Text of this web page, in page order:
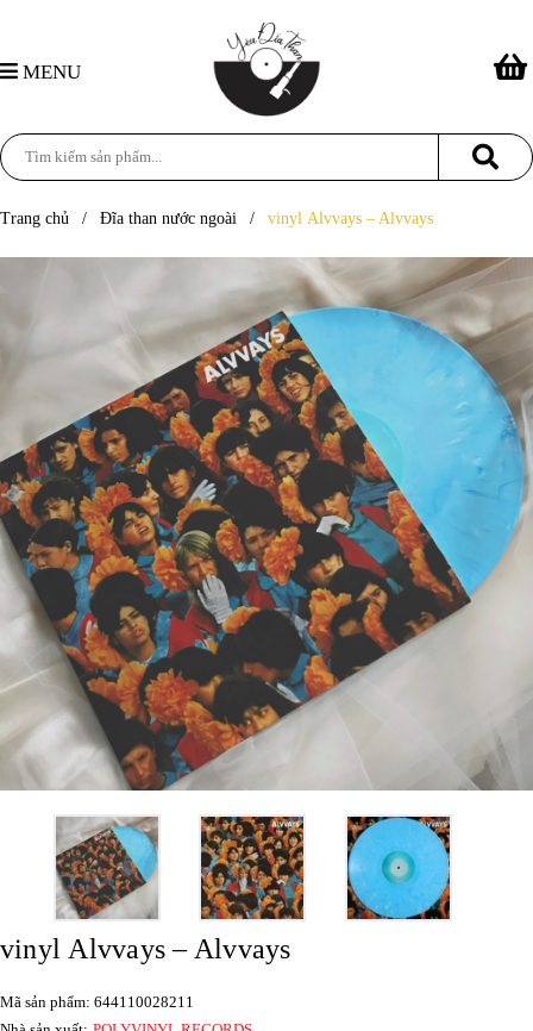
MENU
Trang chủ / Đĩa than nước ngoài / vinyl Alvvays – Alvvays
vinyl Alvvays – Alvvays
Mã sản phẩm: 644110028211